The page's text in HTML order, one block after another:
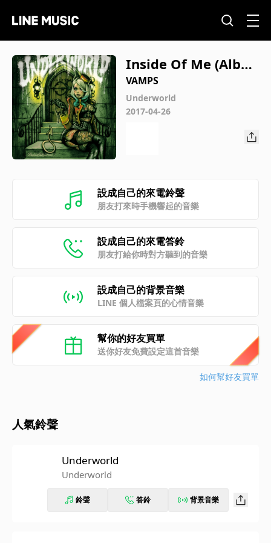
Inside Of Me (Albu
m Version)
VAMPS
Underworld
2017-04-26
設成自己的來電鈴聲
朋友打來時手機響起的音樂
設成自己的來電答鈴
朋友打給你時對方聽到的音樂
設成自己的背景音樂
LINE 個人檔案頁的心情音樂
幫你的好友買單
送你好友免費設定這首音樂
如何幫好友買單
人氣鈴聲
Underworld
Underworld
鈴聲 答鈴 背景音樂